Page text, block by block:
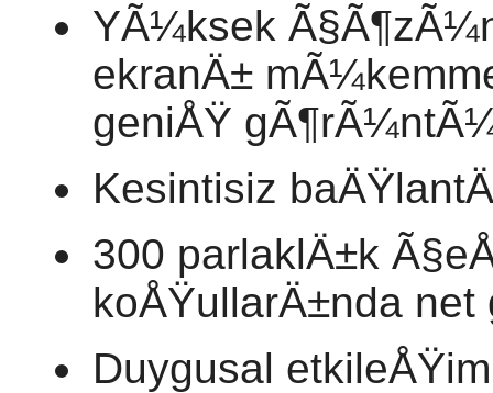
YÃ¼ksek
ekranÄ±
geniÅŸ
Kesintisiz
300 parlaklÄ±k
koÅŸullarÄ±nda
Duygusal